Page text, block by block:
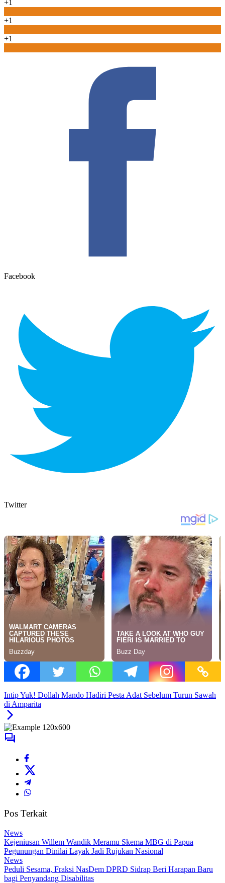
+1
+1
+1
Facebook
Twitter
Intip Yuk! Dollah Mando Hadiri Pesta Adat Sebelum Turun Sawah
di Amparita
Pos Terkait
News
Kejeniusan Willem Wandik Meramu Skema MBG di Papua
Pegunungan Dinilai Layak Jadi Rujukan Nasional
News
Peduli Sesama, Fraksi NasDem DPRD Sidrap Beri Harapan Baru
bagi Penyandang Disabilitas